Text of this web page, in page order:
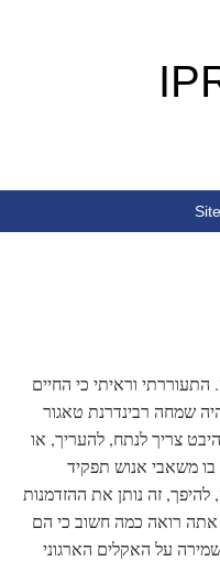
וראיתי כי החיים
שמחה רבינדרנת טאגור
צריך לנתח, להעריך, או
משאבי אנוש תפקיד
זה נותן את ההזדמנות
אתה רואה כמה חשוב כי הם
על האקלים הארגוני